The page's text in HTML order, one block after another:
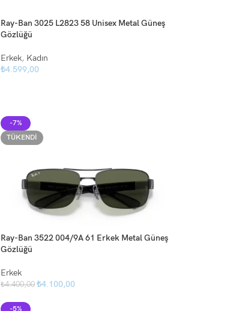
Ray-Ban 3025 L2823 58 Unisex Metal Güneş
Gözlüğü
Erkek, Kadın
₺4.599,00
-7%
TÜKENDI
Ray-Ban 3522 004/9A 61 Erkek Metal Güneş
Gözlüğü
Erkek
₺4.400,00 ₺4.100,00
-5%